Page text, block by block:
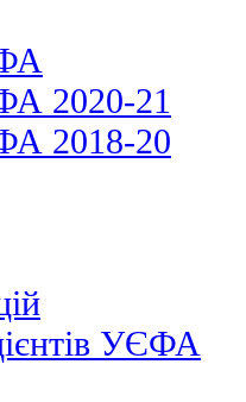
2020-21
2018-20
УЄФА